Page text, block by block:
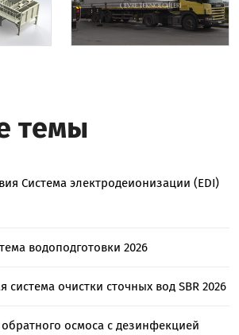
темы
Система электродеионизации (EDI)
водоподготовки 2026
система очистки сточных вод SBR 2026
обратного осмоса с дезинфекцией